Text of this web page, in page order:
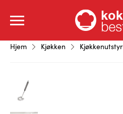
Hjem Kjøkken Kjøkkenutstyr